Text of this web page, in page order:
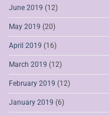
June 2019 (12)
May 2019 (20)
April 2019 (16)
March 2019 (12)
February 2019 (12)
January 2019 (6)